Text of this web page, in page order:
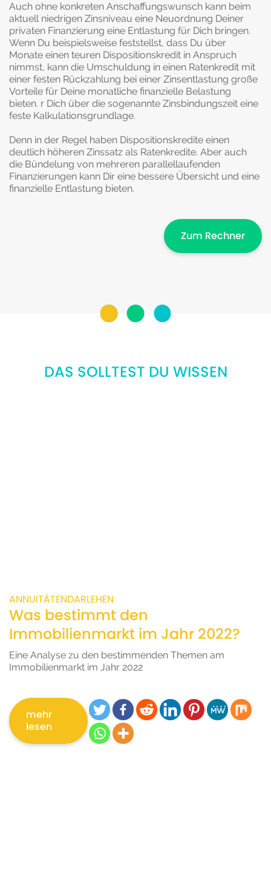
Auch ohne konkreten Anschaffungswunsch kann beim
aktuell niedrigen Zinsniveau eine Neuordnung Deiner
privaten Finanzierung eine Entlastung für Dich bringen.
Wenn Du beispielsweise feststellst, dass Du über
Monate einen teuren Dispositionskredit in Anspruch
nimmst, kann die Umschuldung in einen Ratenkredit mit
einer festen Rückzahlung bei einer Zinsentlastung große
Vorteile für Deine monatliche finanzielle Belastung
bieten. r Dich über die sogenannte Zinsbindungszeit eine
feste Kalkulationsgrundlage.
Denn in der Regel haben Dispositionskredite einen
deutlich höheren Zinssatz als Ratenkredite. Aber auch
die Bündelung von mehreren parallellaufenden
Finanzierungen kann Dir eine bessere Übersicht und eine
finanzielle Entlastung bieten.
Zum Rechner
DAS SOLLTEST DU WISSEN
ANNUITÄTENDARLEHEN
Was bestimmt den
Immobilienmarkt im Jahr 2022?
Eine Analyse zu den bestimmenden Themen am
Immobilienmarkt im Jahr 2022
mehr
lesen